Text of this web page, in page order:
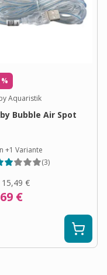
Aquaristik
Bubble Air Spot
+1 Variante
(3)
15,49 €
€